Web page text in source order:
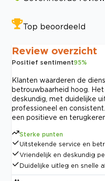
Top beoordeeld
Review overzicht
Positief sentiment95%
Klanten waarderen de
betrouwbaarheid hoog.
deskundig, met duidelijke
professioneel en
een positieve en
Sterke punten
Uitstekende service en
Vriendelijk en deskundig
Duidelijke uitleg en snelle